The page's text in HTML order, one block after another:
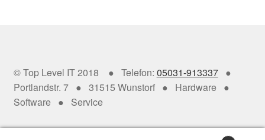
© Top Level IT 2018 ● Telefon: 05031-913337●
Portlandstr. 7 ● 31515 Wunstorf ● Hardware ●
Software ● Service